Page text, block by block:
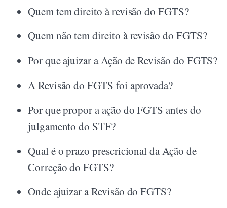
Quem tem direito à revisão do FGTS?
Quem não tem direito à revisão do FGTS?
Por que ajuizar a Ação de Revisão do FGTS?
A Revisão do FGTS foi aprovada?
Por que propor a ação do FGTS antes do
julgamento do STF?
Qual é o prazo prescricional da Ação de
Correção do FGTS?
Onde ajuizar a Revisão do FGTS?